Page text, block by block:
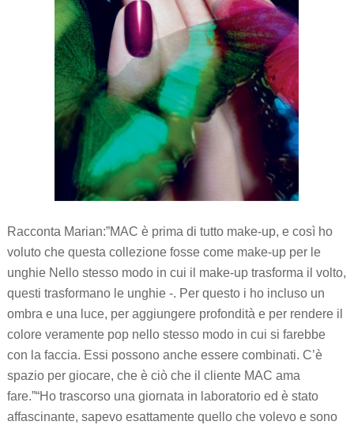
Racconta Marian:”MAC è prima di tutto make-up, e così ho
voluto che questa collezione fosse come make-up per le
unghie Nello stesso modo in cui il make-up trasforma il volto,
questi trasformano le unghie -. Per questo i ho incluso un
ombra e una luce, per aggiungere profondità e per rendere il
colore veramente pop nello stesso modo in cui si farebbe
con la faccia. Essi possono anche essere combinati. C’è
spazio per giocare, che è ciò che il cliente MAC ama
fare.”“Ho trascorso una giornata in laboratorio ed è stato
affascinante, sapevo esattamente quello che volevo e sono